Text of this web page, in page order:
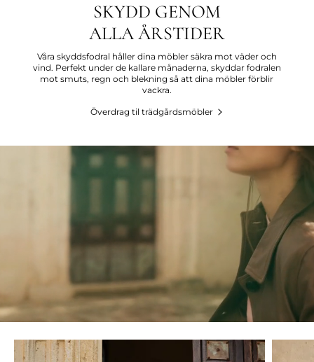
SKYDD GENOM
ALLA ÅRSTIDER
Våra skyddsfodral håller dina möbler säkra mot väder och
vind. Perfekt under de kallare månaderna, skyddar fodralen
mot smuts, regn och blekning så att dina möbler förblir
vackra.
Överdrag til trädgårdsmöbler